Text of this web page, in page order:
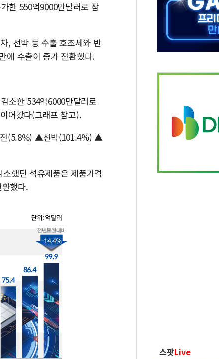
한 550억9000만달러로 잠
, 선박 등 수출 호조세와 반
에 수출이 증가 전환했다.
소한 534억6000만달러로
어갔다(그래프 참고).
(5.8%) ▲선박(101.4%) ▲
했던 석유제품은 제품가격
했다.
스팟Live